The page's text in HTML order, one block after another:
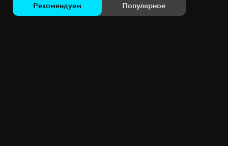
Рекомендуем Популярное